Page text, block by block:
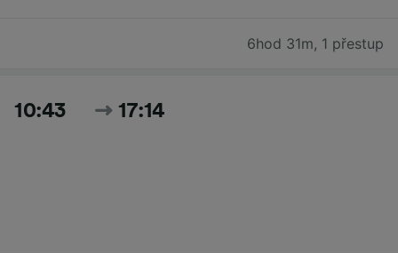
6hod 31m, 1 přestup
10:43 17:14